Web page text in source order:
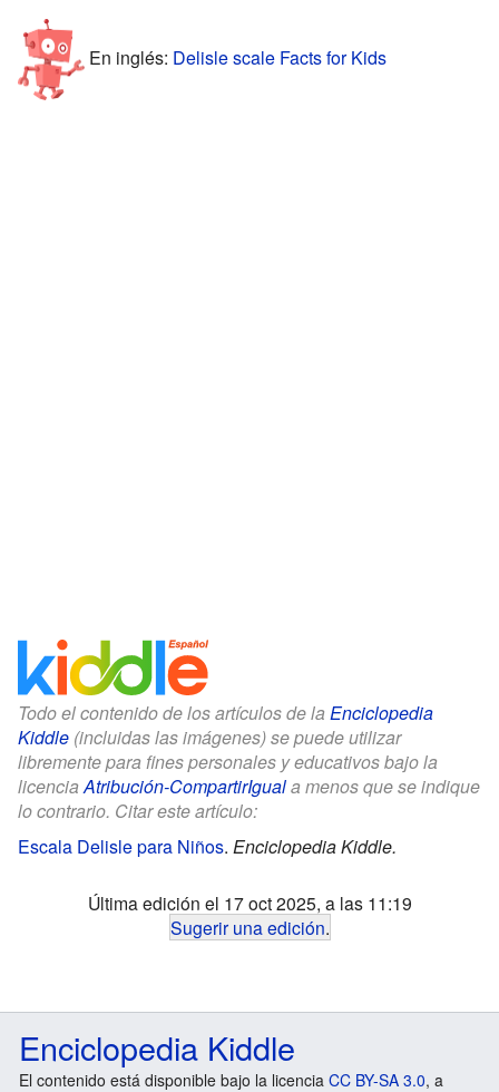
En inglés: Delisle scale Facts for Kids
Todo el contenido de los artículos de la Enciclopedia
Kiddle (incluidas las imágenes) se puede utilizar
libremente para fines personales y educativos bajo la
licenciaAtribución-CompartirIguala menos que se indique
lo contrario. Citar este artículo:
Escala Delisle para Niños. Enciclopedia Kiddle.
Última edición el 17 oct 2025, a las 11:19
Sugerir una edición.
Enciclopedia Kiddle
El contenido está disponible bajo la licencia CC BY-SA 3.0, a